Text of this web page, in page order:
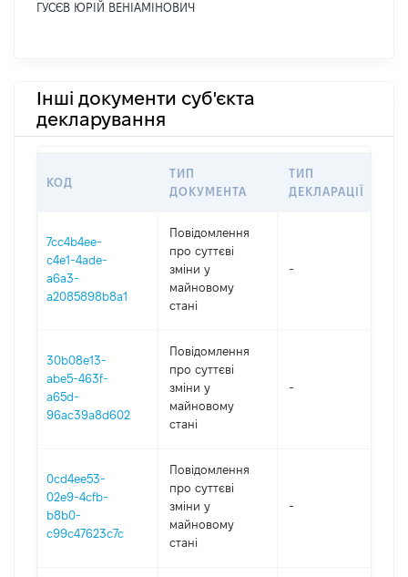
ГУСЄВ ЮРІЙ ВЕНІАМІНОВИЧ
Інші документи суб'єкта
декларування
КОД
ТИП
ДОКУМЕНТА
ТИП
ДЕКЛАРАЦІЇ
7cc4b4ee-
c4e1-4ade-
a6a3-
a2085898b8a1
Повідомлення
про суттєві
зміни y
майновому
стані
-
30b08e13-
abe5-463f-
a65d-
96ac39a8d602
Повідомлення
про суттєві
зміни y
майновому
стані
-
0cd4ee53-
02e9-4cfb-
b8b0-
c99c47623c7c
Повідомлення
про суттєві
зміни y
майновому
стані
-